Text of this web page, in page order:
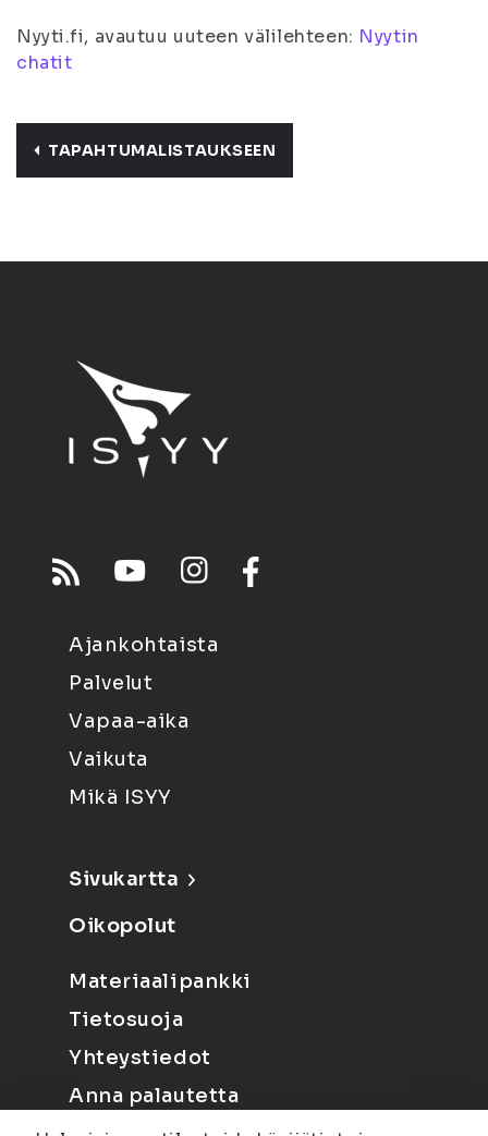
Nyyti.fi, avautuu uuteen välilehteen: Nyytin
chatit
TAPAHTUMALISTAUKSEEN
Ajankohtaista
Palvelut
Vapaa-aika
Vaikuta
Mikä ISYY
Sivukartta
Oikopolut
Materiaalipankki
Tietosuoja
Yhteystiedot
Anna palautetta